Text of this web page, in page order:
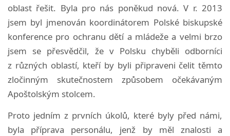
oblast řešit. Byla pro nás poněkud nová. V r. 2013
jsem byl jmenován koordinátorem Polské biskupské
konference pro ochranu dětí a mládeže a velmi brzo
jsem se přesvědčil, že v Polsku chyběli odborníci
z různých oblastí, kteří by byli připraveni čelit těmto
zločinným skutečnostem způsobem očekávaným
Apoštolským stolcem.
Proto jedním z prvních úkolů, které byly před námi,
byla příprava personálu, jenž by měl znalosti a